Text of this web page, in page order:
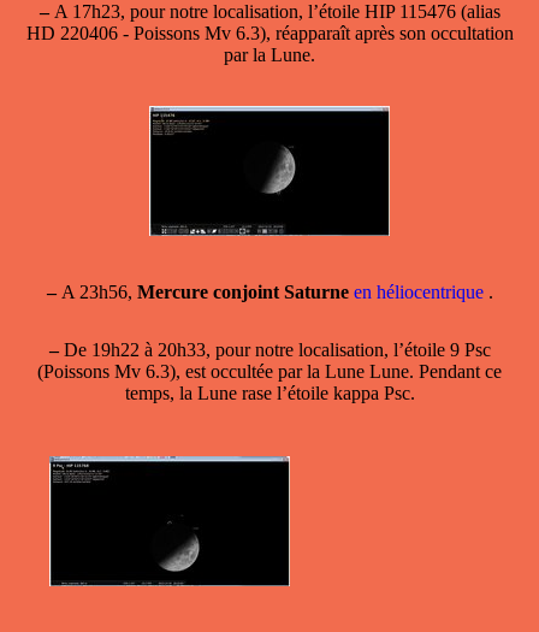
–A 17h23, pour notre localisation, l’étoile HIP 115476 (alias
HD 220406 - Poissons Mv 6.3), réapparaît après son occultation
par la Lune.
–A 23h56, Mercure conjoint Saturne en héliocentrique .
–De 19h22 à 20h33, pour notre localisation, l’étoile 9 Psc
(Poissons Mv 6.3), est occultée par la Lune Lune. Pendant ce
temps, la Lune rase l’étoile kappa Psc.